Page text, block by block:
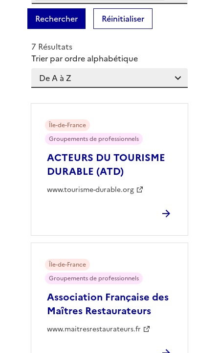
Rechercher Réinitialiser
7 Résultats
Trier par ordre alphabétique
Île-de-France
Groupements de professionnels
ACTEURS DU TOURISME
DURABLE (ATD)
www.tourisme-durable.org
Île-de-France
Groupements de professionnels
Association Française des
Maîtres Restaurateurs
www.maitresrestaurateurs.fr